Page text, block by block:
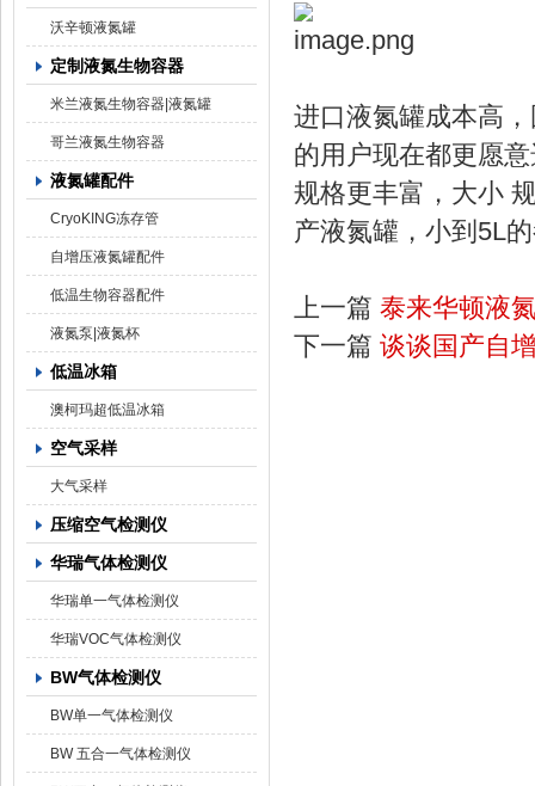
沃辛顿液氮罐
定制液氮生物容器
米兰液氮生物容器|液氮罐
哥兰液氮生物容器
液氮罐配件
CryoKING冻存管
自增压液氮罐配件
低温生物容器配件
液氮泵|液氮杯
低温冰箱
澳柯玛超低温冰箱
空气采样
大气采样
压缩空气检测仪
华瑞气体检测仪
华瑞单一气体检测仪
华瑞VOC气体检测仪
BW气体检测仪
BW单一气体检测仪
BW 五合一气体检测仪
进口液氮罐成本高
的用户现在都更愿
规格更丰富，大小
产液氮罐，小到5L
上一篇 泰来华顿液
下一篇 谈谈国产自